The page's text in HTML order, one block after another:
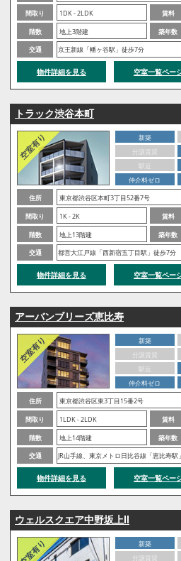
間取り
1DK - 2LDK 賃料
階数
地上3階建 築年数
交通
京王新線「幡ヶ谷駅」徒歩7分
物件詳細を見る 空室一覧ペー
トラック渋谷本町
新築
分譲賃貸
駅近
仲介料ゼロ
住所
東京都渋谷区本町3丁目52番7号
間取り
1K - 2K 賃料
階数
地上13階建 築年数
交通
都営大江戸線「西新宿五丁目駅」徒歩7分
物件詳細を見る 空室一覧ペー
アーバンブリーズ恵比寿
新築
分譲賃貸
駅近
仲介料ゼロ
住所
東京都渋谷区東3丁目15番2号
間取り
1LDK - 2LDK 賃料
階数
地上14階建 築年数
交通
JR山手線、東京メトロ日比谷線「恵比寿駅
物件詳細を見る 空室一覧ペー
ウェルスクエア中野坂上Ⅱ
新築
分譲賃貸